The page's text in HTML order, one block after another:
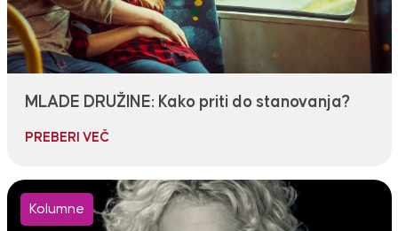
MLADE DRUŽINE: Kako priti do stanovanja?
PREBERI VEČ
Kolumne